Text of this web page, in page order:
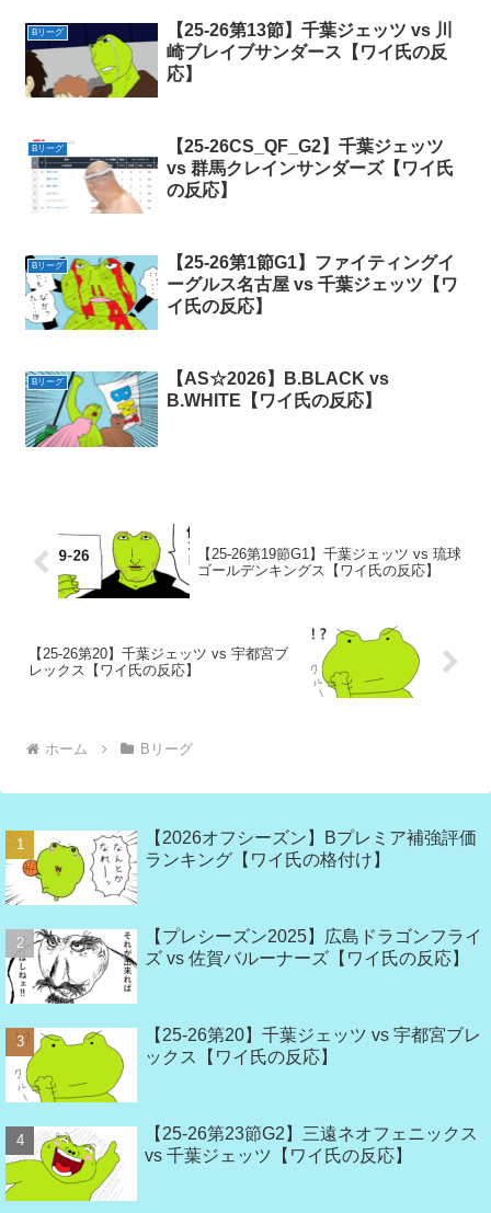
Bリーグ
【25-26第13節】千葉ジェッツ vs 川
崎ブレイブサンダース【ワイ氏の反
応】
Bリーグ
【25-26CS_QF_G2】千葉ジェッツ
vs 群馬クレインサンダーズ【ワイ氏
の反応】
Bリーグ
【25-26第1節G1】ファイティングイ
ーグルス名古屋 vs 千葉ジェッツ【ワ
イ氏の反応】
Bリーグ
【AS☆2026】B.BLACK vs
B.WHITE【ワイ氏の反応】
【25-26第19節G1】千葉ジェッツ vs 琉球
ゴールデンキングス【ワイ氏の反応】
【25-26第20】千葉ジェッツ vs 宇都宮ブ
レックス【ワイ氏の反応】
ホーム Bリーグ
【2026オフシーズン】Bプレミア補強評価
ランキング【ワイ氏の格付け】
【プレシーズン2025】広島ドラゴンフライ
ズ vs 佐賀バルーナーズ【ワイ氏の反応】
【25-26第20】千葉ジェッツ vs 宇都宮ブレ
ックス【ワイ氏の反応】
【25-26第23節G2】三遠ネオフェニックス
vs 千葉ジェッツ【ワイ氏の反応】